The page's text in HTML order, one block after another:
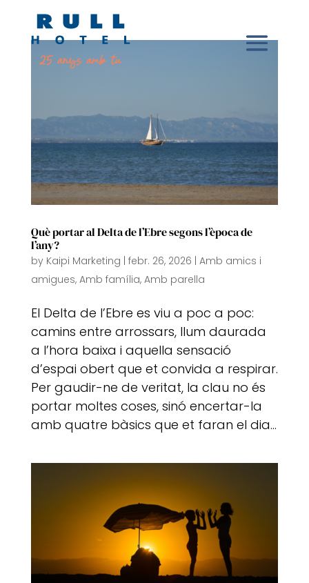
Què portar al Delta de l’Ebre segons l’època de
l’any?
by Kaipi Marketing | febr. 26, 2026 | Amb amics i
amigues, Amb família, Amb parella
El Delta de l’Ebre es viu a poc a poc:
camins entre arrossars, llum daurada
a l’hora baixa i aquella sensació
d’espai obert que et convida a respirar.
Per gaudir-ne de veritat, la clau no és
portar moltes coses, sinó encertar-la
amb quatre bàsics que et faran el dia...